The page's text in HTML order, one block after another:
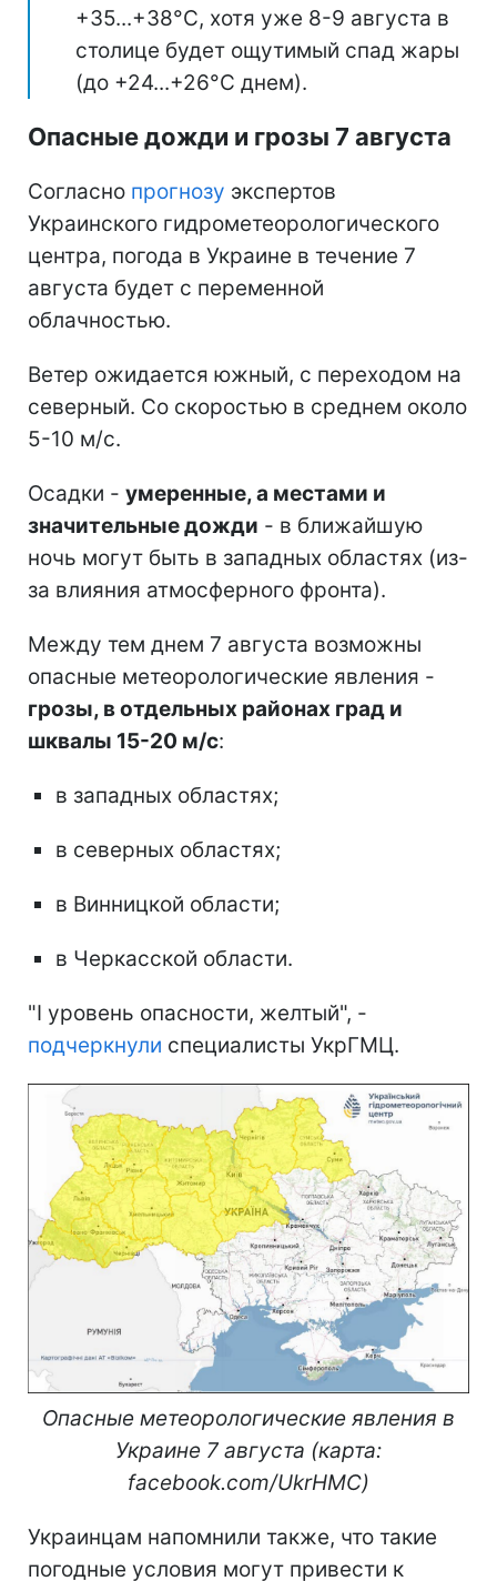
+35...+38°С, хотя уже 8-9 августа в
столице будет ощутимый спад жары
(до +24...+26°С днем).
Опасные дожди и грозы 7 августа
Согласно прогнозу экспертов
Украинского гидрометеорологического
центра, погода в Украине в течение 7
августа будет с переменной
облачностью.
Ветер ожидается южный, с переходом на
северный. Со скоростью в среднем около
5-10 м/с.
Осадки - умеренные, а местами и
значительные дожди - в ближайшую
ночь могут быть в западных областях (из-
за влияния атмосферного фронта).
Между тем днем 7 августа возможны
опасные метеорологические явления -
грозы, в отдельных районах град и
шквалы 15-20 м/с:
в западных областях;
в северных областях;
в Винницкой области;
в Черкасской области.
"І уровень опасности, желтый", -
подчеркнули специалисты УкрГМЦ.
Опасные метеорологические явления в
Украине 7 августа (карта:
facebook.com/UkrHMC)
Украинцам напомнили также, что такие
погодные условия могут привести к